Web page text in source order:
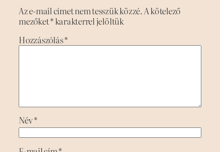
Az e-mail címet nem tesszük közzé.A kötelező
mezőket*karakterrel jelöltük
Hozzászólás*
Név*